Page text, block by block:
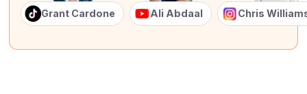
Grant Cardone Ali Abdaal Chris